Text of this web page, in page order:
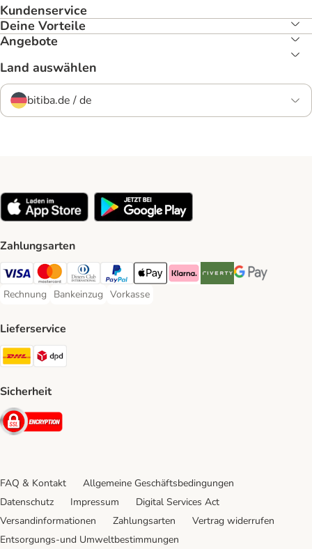
Kundenservice
Deine Vorteile
Angebote
Land auswählen
bitiba.de / de
Zahlungsarten
Visa Payment Method
Mastercard Payment Method
Diners Club Payment Method
PayPal Payment Method
Apple Pay Payment Method
Klarna Payment Method
Riverty Payment Method
Google Pay
Rechnung
Rechnung Payment Method
Bankeinzug
Bankeinzug Payment Method
Vorkasse
Vorkasse Payment Method
Lieferservice
DHL Shipping Method
Sicherheit
Security
FAQ & Kontakt
Allgemeine Geschäftsbedingungen
Datenschutz
Impressum
Digital Services Act
Versandinformationen
Zahlungsarten
Vertrag widerrufen
Entsorgungs-und Umweltbestimmungen